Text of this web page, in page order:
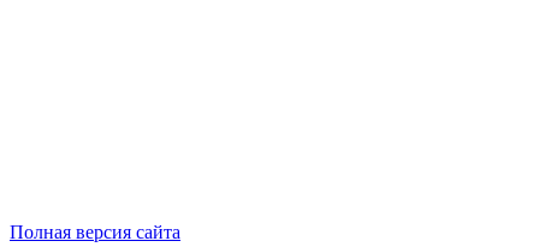
Полная версия сайта